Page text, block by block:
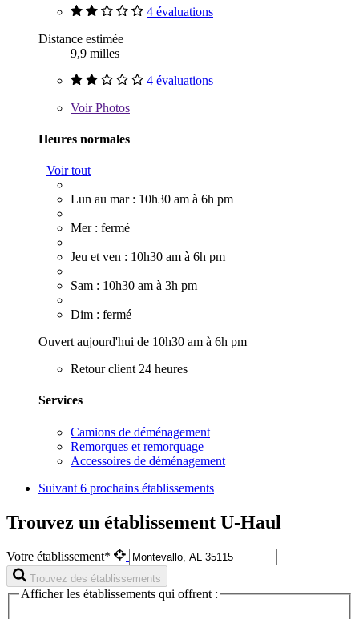
4 évaluations
Distance estimée
9,9 milles
4 évaluations
VoirPhotos
Heures normales
Voir tout
Lun au mar : 10h30 am à 6h pm
Mer : fermé
Jeu et ven : 10h30 am à 6h pm
Sam : 10h30 am à 3h pm
Dim : fermé
Ouvert aujourd'hui de 10h30 am à 6h pm
Retour client 24 heures
Services
Camions de déménagement
Remorques et remorquage
Accessoires de déménagement
Suivant 6 prochains établissements
Trouvez un établissement U-Haul
Votre établissement*
Trouvez des établissements
Afficher les établissements qui offrent :